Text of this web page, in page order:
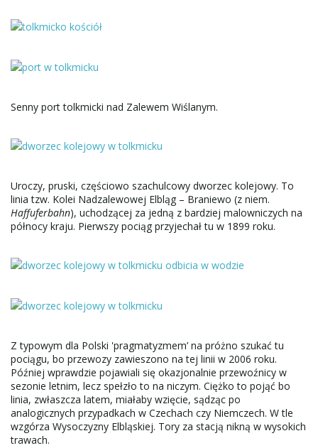
Senny port tolkmicki nad Zalewem Wiślanym.
Uroczy, pruski, częściowo szachulcowy dworzec kolejowy. To
linia tzw. Kolei Nadzalewowej Elbląg – Braniewo (z niem.
Haffuferbahn), uchodzącej za jedną z bardziej malowniczych na
północy kraju. Pierwszy pociąg przyjechał tu w 1899 roku.
Z typowym dla Polski 'pragmatyzmem’ na próżno szukać tu
pociągu, bo przewozy zawieszono na tej linii w 2006 roku.
Później wprawdzie pojawiali się okazjonalnie przewoźnicy w
sezonie letnim, lecz spełzło to na niczym. Ciężko to pojąć bo
linia, zwłaszcza latem, miałaby wzięcie, sądząc po
analogicznych przypadkach w Czechach czy Niemczech. W tle
wzgórza Wysoczyzny Elbląskiej. Tory za stacją nikną w wysokich
trawach.